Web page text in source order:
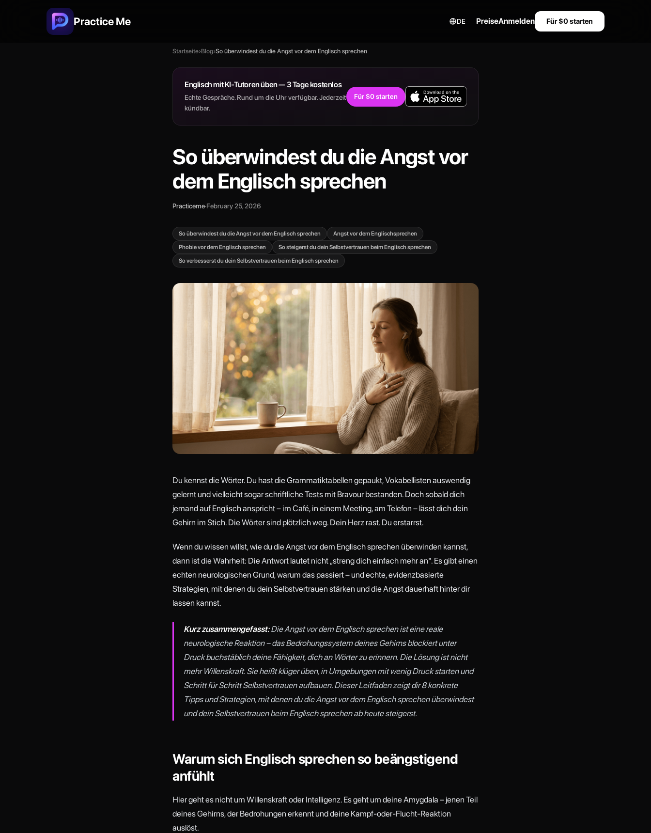
Practice Me DE PreiseAnmelden Für $0 starten
Startseite›Blog›So überwindest du die Angst vor dem Englisch sprechen
Englisch mit KI-Tutoren üben — 3 Tage kostenlos
Echte Gespräche. Rund um die Uhr verfügbar. Jederzeit
kündbar.
Für $0 starten
So überwindest du die Angst vor
dem Englisch sprechen
Practiceme·February 25, 2026
So überwindest du die Angst vor dem Englisch sprechen
Angst vor dem Englischsprechen
Phobie vor dem Englisch sprechen
So steigerst du dein Selbstvertrauen beim Englisch sprechen
So verbesserst du dein Selbstvertrauen beim Englisch sprechen
Du kennst die Wörter. Du hast die Grammatiktabellen gepaukt, Vokabellisten auswendig
gelernt und vielleicht sogar schriftliche Tests mit Bravour bestanden. Doch sobald dich
jemand auf Englisch anspricht – im Café, in einem Meeting, am Telefon – lässt dich dein
Gehirn im Stich. Die Wörter sind plötzlich weg. Dein Herz rast. Du erstarrst.
Wenn du wissen willst, wie du die Angst vor dem Englisch sprechen überwinden kannst,
dann ist die Wahrheit: Die Antwort lautet nicht „streng dich einfach mehr an". Es gibt einen
echten neurologischen Grund, warum das passiert – und echte, evidenzbasierte
Strategien, mit denen du dein Selbstvertrauen stärken und die Angst dauerhaft hinter dir
lassen kannst.
Kurz zusammengefasst:Die Angst vor dem Englisch sprechen ist eine reale
neurologische Reaktion – das Bedrohungssystem deines Gehirns blockiert unter
Druck buchstäblich deine Fähigkeit, dich an Wörter zu erinnern. Die Lösung ist nicht
mehr Willenskraft. Sie heißtklügerüben, in Umgebungen mit wenig Druck starten und
Schritt für Schritt Selbstvertrauen aufbauen. Dieser Leitfaden zeigt dir 8 konkrete
Tipps und Strategien, mit denen du die Angst vor dem Englisch sprechen überwindest
und dein Selbstvertrauen beim Englisch sprechen ab heute steigerst.
Warum sich Englisch sprechen so beängstigend
anfühlt
Hier geht es nicht um Willenskraft oder Intelligenz. Es geht um deine Amygdala – jenen Teil
deines Gehirns, der Bedrohungen erkennt und deine Kampf-oder-Flucht-Reaktion
auslöst.